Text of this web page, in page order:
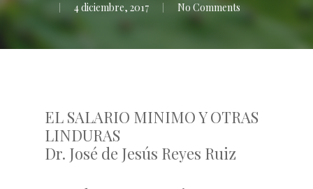
4 diciembre, 2017 No Comments
EL SALARIO MINIMO Y OTRAS
LINDURAS
Dr. José de Jesús Reyes Ruiz